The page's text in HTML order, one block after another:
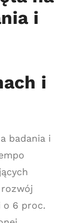
i
i
badania i
rozwój
o 6 proc.